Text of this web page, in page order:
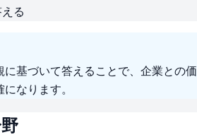
る
に基づいて答えることで、企業との価
なります。